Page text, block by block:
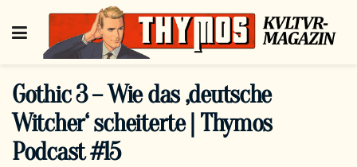
Gothic 3 – Wie das ‚deutsche
Witcher‘ scheiterte | Thymos
Podcast #15